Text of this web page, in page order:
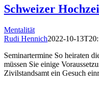
Schweizer
Mentalität
Rudi Hennich2022-10-
Seminartermine So heiraten
müssen Sie einige
Zivilstandsamt ein Gesuch